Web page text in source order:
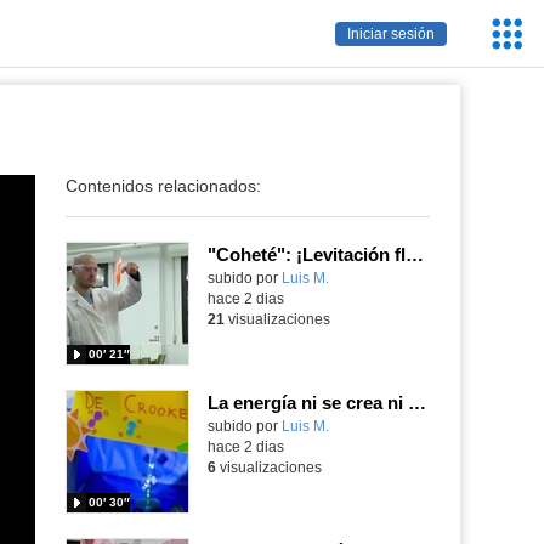
Iniciar sesión
Contenidos relacionados:
"Coheté": ¡Levitación flamígera!
Contenido educativo.
subido por Luis M.
00′ 21″
hace 2 dias
21 visualizaciones
La energía ni se crea ni se destruye... ¡se experimenta! El Tierno en la Feria Madrid es Ciencia 2026
Contenido educativo.
subido por Luis M.
00′ 30″
hace 2 dias
6visualizaciones